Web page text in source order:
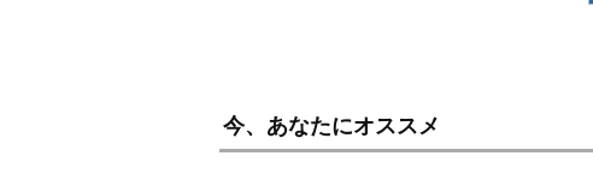
今、あなたにオススメ